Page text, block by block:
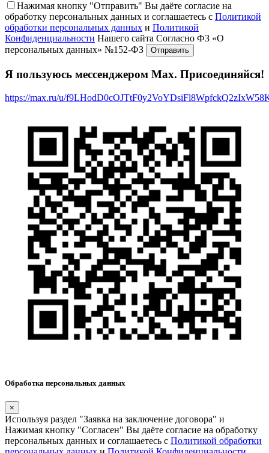
Нажимая кнопку "Отправить" Вы даёте согласие на
обработку персональных данных и соглашаетесь с Политикой
обработки персональных данных и Политикой
Конфиденциальности Нашего сайта Согласно ФЗ «О
персональных данных» №152-ФЗ
Я пользуюсь мессенджером Max. Присоединяйся!
https://max.ru/u/
Обработка персональных данных
×
Используя раздел "Заявка на заключение договора" и
Нажимая кнопку "Согласен" Вы даёте согласие на обработку
персональных данных и соглашаетесь с Политикой обработки